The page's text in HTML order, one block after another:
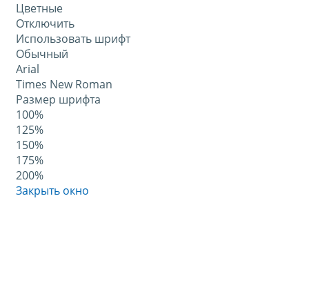
Цветные
Отключить
Использовать шрифт
Обычный
Arial
Times New Roman
Размер шрифта
100%
125%
150%
175%
200%
Закрыть окно